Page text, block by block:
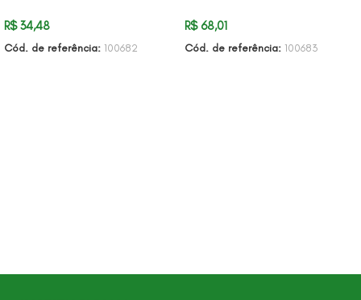
R$34,48
Cód. de referência: 100682
R$68,01
Cód. de referência: 100683